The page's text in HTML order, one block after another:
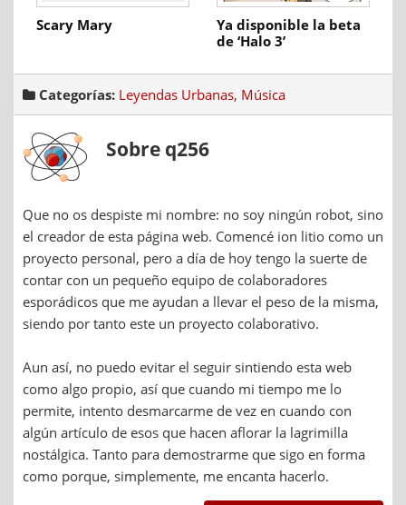
Scary Mary
Ya disponible la beta
de ‘Halo 3’
Categorías: Leyendas Urbanas, Música
Sobre q256
Que no os despiste mi nombre: no soy ningún robot, sino
el creador de esta página web. Comencé ion litio como un
proyecto personal, pero a día de hoy tengo la suerte de
contar con un pequeño equipo de colaboradores
esporádicos que me ayudan a llevar el peso de la misma,
siendo por tanto este un proyecto colaborativo.
Aun así, no puedo evitar el seguir sintiendo esta web
como algo propio, así que cuando mi tiempo me lo
permite, intento desmarcarme de vez en cuando con
algún artículo de esos que hacen aflorar la lagrimilla
nostálgica. Tanto para demostrarme que sigo en forma
como porque, simplemente, me encanta hacerlo.